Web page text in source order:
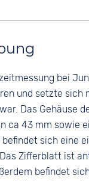
bei
und setzte
Das
ca 43 mm sowie
sich eine
Zifferblatt ist
befindet